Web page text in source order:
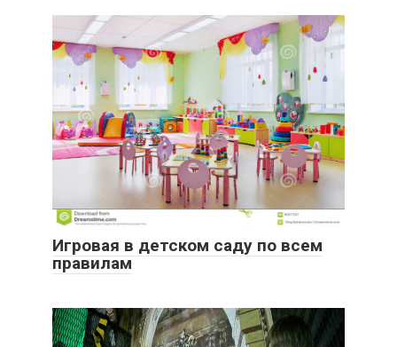
Игровая в детском саду по всем
правилам